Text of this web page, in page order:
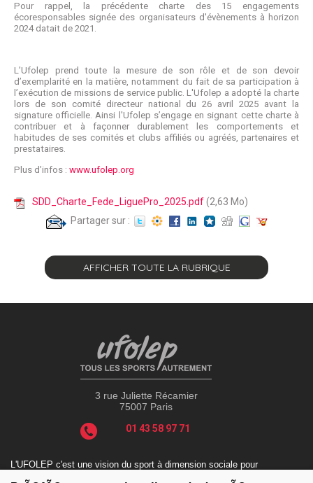
Pour rappel, la précédente charte des 15 engagements
écoresponsables signée des organisateurs d'évènements à horizon
2024 datait de 2021.
L’Ufolep prend toute la mesure de son rôle et de son devoir
d’exemplarité en la matière, notamment du fait de sa participation à
l’exécution de missions de service public. L'Ufolep a adopté la charte
lors de son comité directeur national du 26 avril 2025 avant la
signature officielle. Ainsi l'Ufolep s’engage en signant cette charte à
contribuer et à façonner durablement les comportements et
habitudes de ses comités et clubs affiliés ou agréés, partenaires et
prestataires.
Plus d’infos : www.ufolep.org
SDD_Charte_Fede_LiguePro_2025.pdf(2,63 Mo)
Partager sur :
AFFICHER TOUTE LA RUBRIQUE
3 rue Juliette Récamier
75007 Paris
01 43 58 97 71
L'UFOLEP c'est une vision du sport à dimension sociale pour